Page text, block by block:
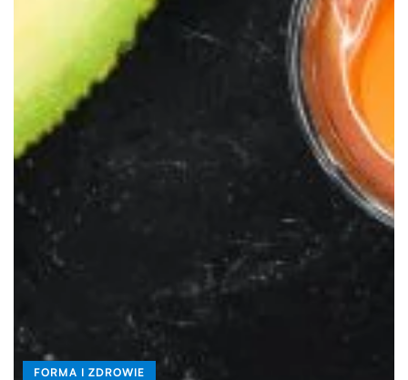
FORMA I ZDROWIE